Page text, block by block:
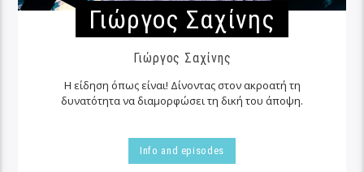
Γιώργος Σαχίνης
Γιώργος Σαχίνης
Η είδηση όπως είναι! Δίνοντας στον ακροατή τη
δυνατότητα να διαμορφώσει τη δική του άποψη.
Info and episodes